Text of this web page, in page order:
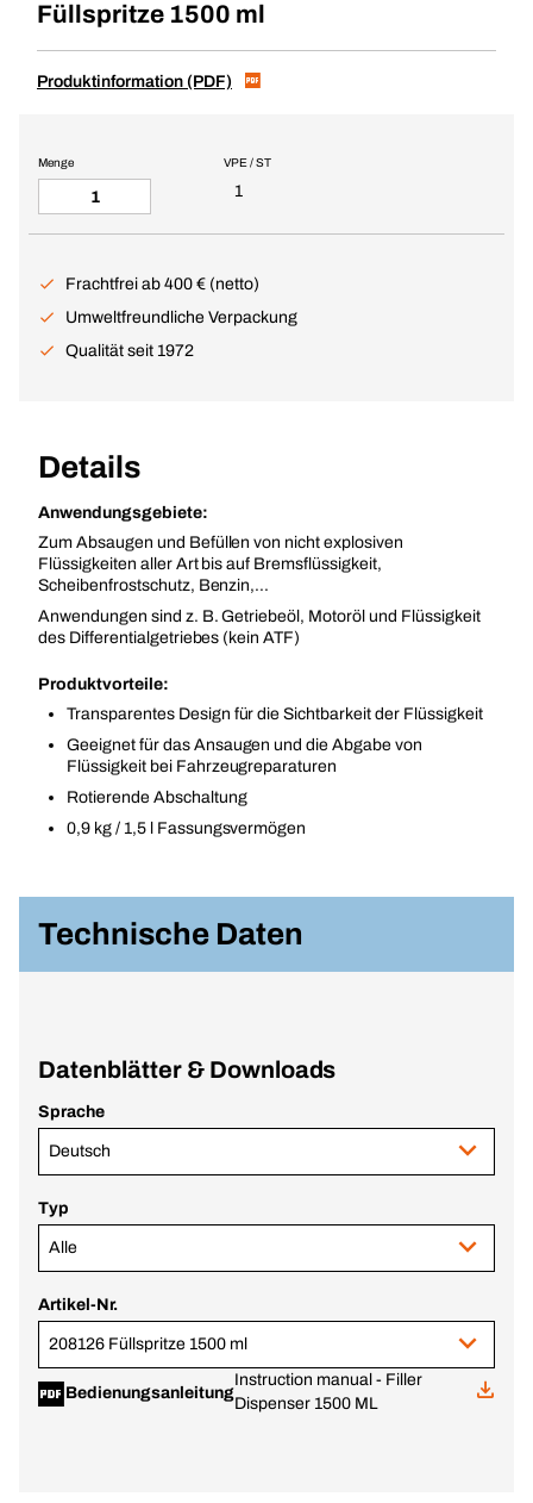
Füllspritze 1500 ml
Produktinformation (PDF)
VPE / ST
1
Menge
Frachtfrei ab 400 € (netto)
Umweltfreundliche Verpackung
Qualität seit 1972
Details
Anwendungsgebiete:
Zum Absaugen und Befüllen von nicht explosiven
Flüssigkeiten aller Art bis auf Bremsflüssigkeit,
Scheibenfrostschutz, Benzin,...
Anwendungen sind z. B. Getriebeöl, Motoröl und Flüssigkeit
des Differentialgetriebes (kein ATF)
Produktvorteile:
Transparentes Design für die Sichtbarkeit der Flüssigkeit
Geeignet für das Ansaugen und die Abgabe von
Flüssigkeit bei Fahrzeugreparaturen
Rotierende Abschaltung
0,9 kg / 1,5 l Fassungsvermögen
Technische Daten
Datenblätter & Downloads
Sprache
Deutsch
Typ
Alle
Artikel-Nr.
208126 Füllspritze 1500 ml
Bedienungsanleitung
Instruction manual - Filler
Dispenser 1500 ML